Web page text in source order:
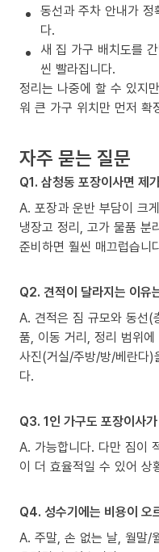
동선과 주차 안내가
다.
새 집 가구 배치도를
씬 빨라집니다.
정리는 나중에 할 수 있지
워 큰 가구 위치만 먼저 확
자주 묻는 질문
Q1. 삼청동 포장이사면 제
A. 포장과 운반 부담이 크
냉장고 정리, 고가 물품 분
준비하면 훨씬 매끄럽습니
Q2. 견적이 달라지는 이유
A. 견적은 짐 규모와 동선(
품, 이동 거리, 정리 범위
사진(거실/주방/방/베란다)
다.
Q3. 1인 가구도 포장이사
A. 가능합니다. 다만 짐이
이 더 효율적일 수 있어 상
Q4. 성수기에는 비용이 오
A. 주말, 손 없는 날, 월말/